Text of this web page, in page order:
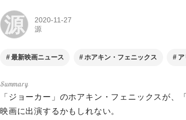
源
2020-11-27
源
最新映画ニュース ホアキン・フェニックス
「ジョーカー」のホアキン・フェニックスが
映画に出演するかもしれない。